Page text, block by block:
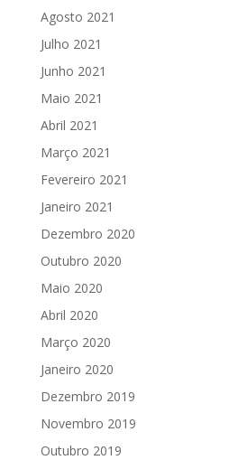
Agosto 2021
Julho 2021
Junho 2021
Maio 2021
Abril 2021
Março 2021
Fevereiro 2021
Janeiro 2021
Dezembro 2020
Outubro 2020
Maio 2020
Abril 2020
Março 2020
Janeiro 2020
Dezembro 2019
Novembro 2019
Outubro 2019